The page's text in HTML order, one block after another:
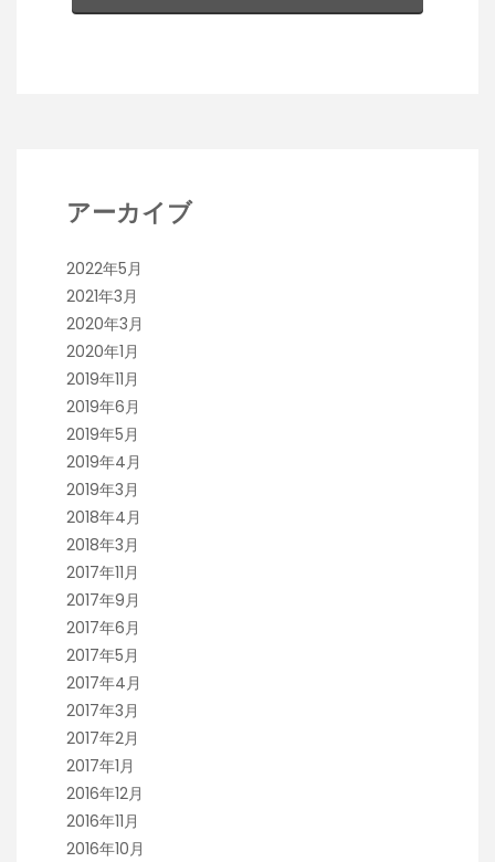
アーカイブ
2022年5月
2021年3月
2020年3月
2020年1月
2019年11月
2019年6月
2019年5月
2019年4月
2019年3月
2018年4月
2018年3月
2017年11月
2017年9月
2017年6月
2017年5月
2017年4月
2017年3月
2017年2月
2017年1月
2016年12月
2016年11月
2016年10月